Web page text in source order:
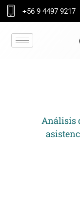
+56 9 4497 9217
Análisis